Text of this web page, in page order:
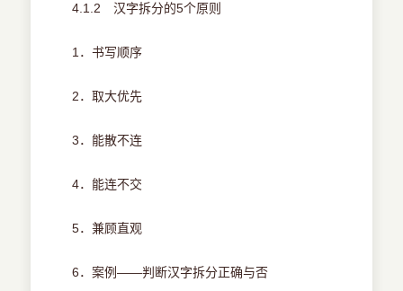
4.1.2 汉字拆分的5个原则
1．书写顺序
2．取大优先
3．能散不连
4．能连不交
5．兼顾直观
6．案例——判断汉字拆分正确与否